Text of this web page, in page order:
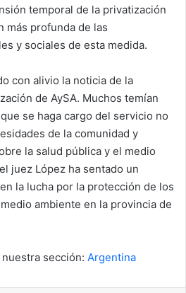
temporal de la privatización
más profunda de las
y sociales de esta medida.
con alivio la noticia de la
de AySA. Muchos temían
se haga cargo del servicio no
de la comunidad y
la salud pública y el medio
juez López ha sentado un
la lucha por la protección de los
ambiente en la provincia de
sección: Argentina